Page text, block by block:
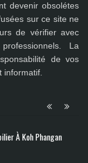
devenir obsolétes
sur ce site ne
de vérifier avec
La
de vos
À Koh Phangan